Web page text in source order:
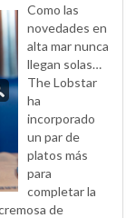
Como las
novedades en
alta mar nunca
llegan solas…
The Lobstar
ha
incorporado
un par de
platos más
para
completar la
de